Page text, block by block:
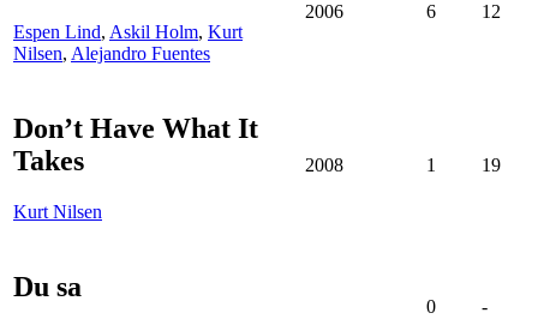
Espen Lind, Askil Holm, Kurt
Nilsen, Alejandro Fuentes
2006 6 12
Don’t Have What It
Takes
Kurt Nilsen
2008 1 19
Du sa
0 -